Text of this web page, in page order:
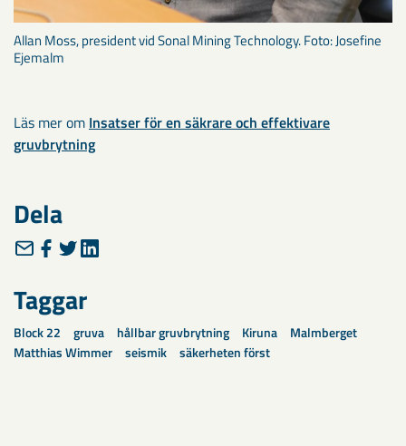
Allan Moss, president vid Sonal Mining Technology. Foto: Josefine
Ejemalm
Läs mer om Insatser för en säkrare och effektivare
gruvbrytning
Dela
Taggar
Block 22 gruva hållbar gruvbrytning Kiruna
Malmberget
Matthias Wimmer
seismik säkerheten först